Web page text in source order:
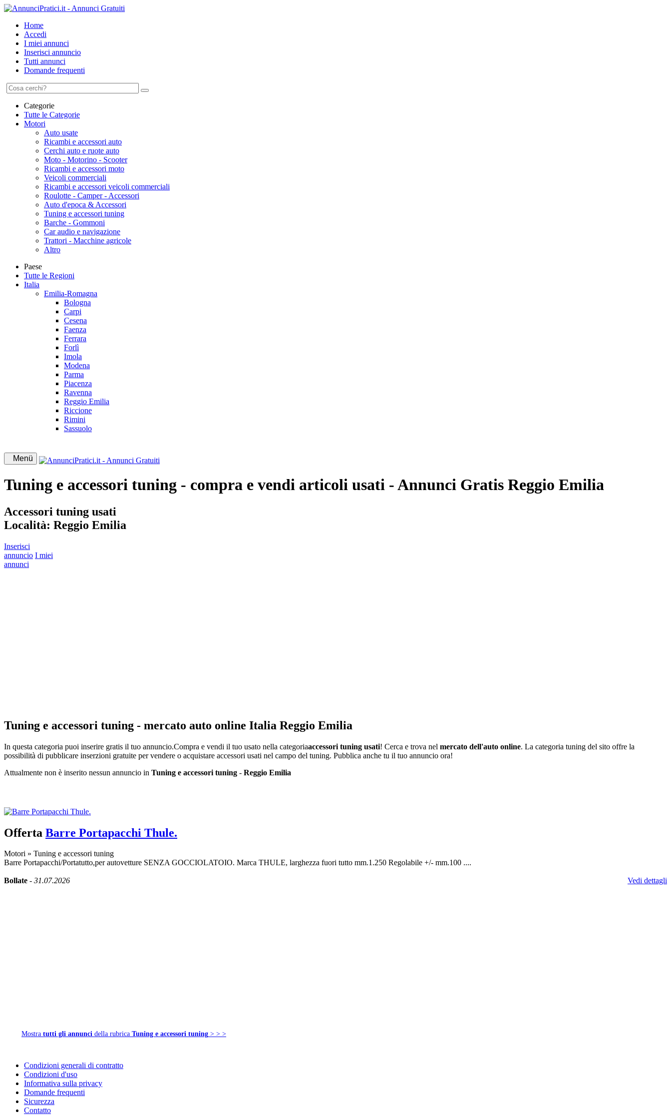
Home
Accedi
I miei annunci
Inserisci annuncio
Tutti annunci
Domande frequenti
Categorie
Tutte le Categorie
Motori
Auto usate
Ricambi e accessori auto
Cerchi auto e ruote auto
Moto - Motorino - Scooter
Ricambi e accessori moto
Veicoli commerciali
Ricambi e accessori veicoli commerciali
Roulotte - Camper - Accessori
Auto d'epoca & Accessori
Tuning e accessori tuning
Barche - Gommoni
Car audio e navigazione
Trattori - Macchine agricole
Altro
Paese
Tutte le Regioni
Italia
Emilia-Romagna
Bologna
Carpi
Cesena
Faenza
Ferrara
Forlì
Imola
Modena
Parma
Piacenza
Ravenna
Reggio Emilia
Riccione
Rimini
Sassuolo
Menü
Tuning e accessori tuning - compra e vendi articoli usati - Annunci Gratis Reggio Emilia
Accessori tuning usati
Località: Reggio Emilia
Inserisci
annuncio I miei
annunci
Tuning e accessori tuning - mercato auto online Italia Reggio Emilia
In questa categoria puoi inserire gratis il tuo annuncio.Compra e vendi il tuo usato nella categoriaaccessori tuning usati! Cerca e trova nel mercato dell'auto online. La categoria tuning del sito offre la
possibilità di pubblicare inserzioni gratuite per vendere o acquistare accessori usati nel campo del tuning. Pubblica anche tu il tuo annuncio ora!
Attualmente non è inserito nessun annuncio in Tuning e accessori tuning - Reggio Emilia
Offerta Barre Portapacchi Thule.
Motori » Tuning e accessori tuning
Barre Portapacchi/Portatutto,per autovetture SENZA GOCCIOLATOIO. Marca THULE, larghezza fuori tutto mm.1.250 Regolabile +/- mm.100 ....
Bollate - 31.07.2026 Vedi dettagli
Mostra tutti gli annunci della rubrica Tuning e accessori tuning > > >
Condizioni generali di contratto
Condizioni d'uso
Informativa sulla privacy
Domande frequenti
Sicurezza
Contatto